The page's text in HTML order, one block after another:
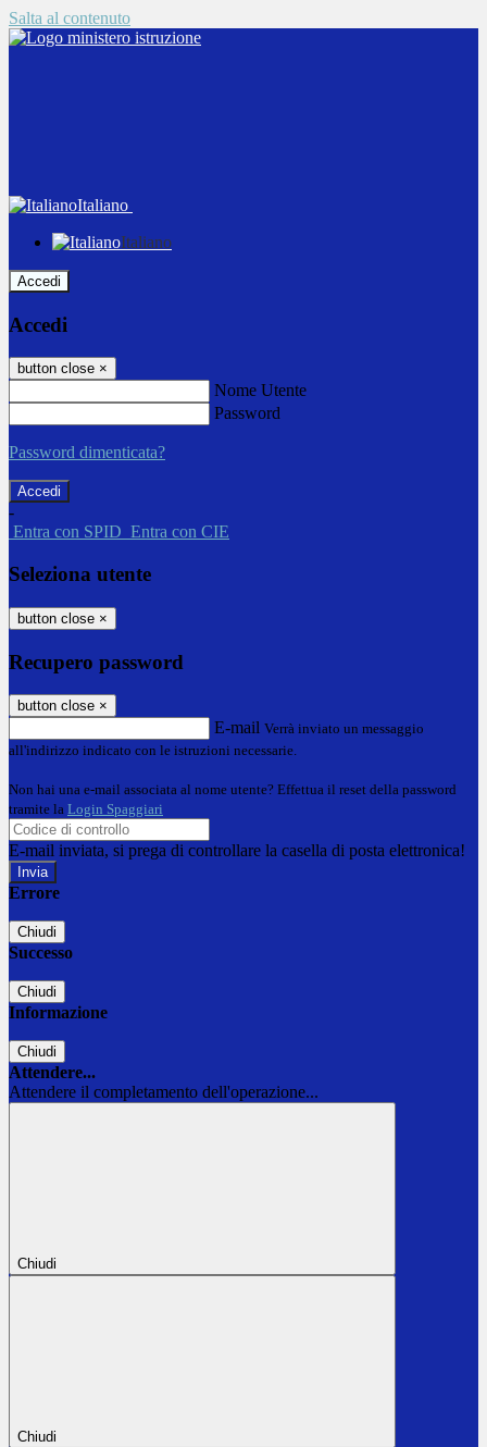
Salta al contenuto
Italiano
Italiano
Accedi
Accedi
button close ×
Nome Utente
Password
Password dimenticata?
-
Entra con SPID Entra con CIE
Seleziona utente
button close ×
Recupero password
button close ×
E-mail Verrà inviato un messaggio
all'indirizzo indicato con le istruzioni necessarie.
Non hai una e-mail associata al nome utente? Effettua il reset della password
tramite la Login Spaggiari
E-mail inviata, si prega di controllare la casella di posta elettronica!
Errore
Chiudi
Successo
Chiudi
Informazione
Chiudi
Attendere...
Attendere il completamento dell'operazione...
Chiudi
Chiudi